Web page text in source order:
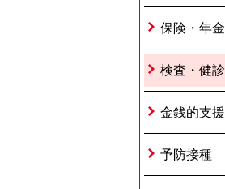
保険・年金
検査・健診
金銭的支援
予防接種